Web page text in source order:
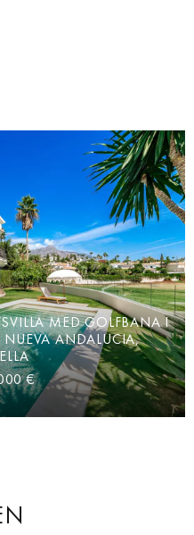
MED GOLFBANA I
ANDALUCIA,
€